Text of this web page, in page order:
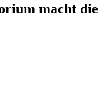
macht die